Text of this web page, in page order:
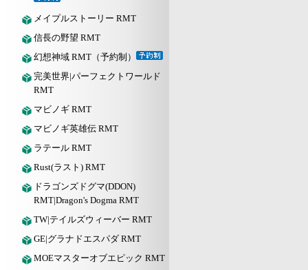
メイプルストーリー RMT
信長の野望 RMT
幻想神域 RMT（予約制）
完美世界|パーフェクトワールド
RMT
マビノギ RMT
マビノギ英雄伝 RMT
ラテール RMT
Rust(ラスト) RMT
ドラゴンズドグマ(DDON)
RMT|Dragon's Dogma RMT
TW|テイルズウィーバー RMT
GE|グラナドエスパダ RMT
MOEマスターオブエピック RMT